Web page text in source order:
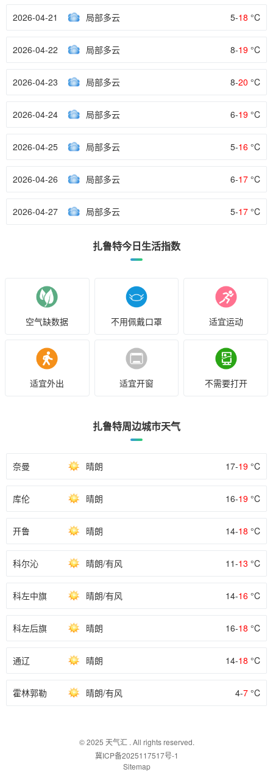
2026-04-21 局部多云 5-18 °C
2026-04-22 局部多云 8-19 °C
2026-04-23 局部多云 8-20 °C
2026-04-24 局部多云 6-19 °C
2026-04-25 局部多云 5-16 °C
2026-04-26 局部多云 6-17 °C
2026-04-27 局部多云 5-17 °C
扎鲁特今日生活指数
空气缺数据 不用佩戴口罩 适宜运动
适宜外出 适宜开窗 不需要打开
扎鲁特周边城市天气
奈曼 晴朗 17-19 °C
库伦 晴朗 16-19 °C
开鲁 晴朗 14-18 °C
科尔沁 晴朗/有风 11-13 °C
科左中旗 晴朗/有风 14-16 °C
科左后旗 晴朗 16-18 °C
通辽 晴朗 14-18 °C
霍林郭勒 晴朗/有风 4-7 °C
© 2025 天气汇. All rights reserved.
冀ICP备2025117517号-1
Sitemap